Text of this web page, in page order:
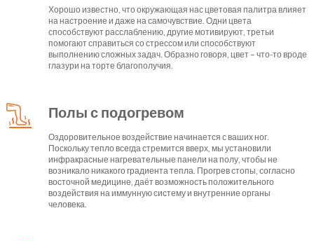
Хорошо известно, что окружающая нас цветовая палитра влияет
на настроение и даже на самочувствие. Одни цвета
способствуют расслаблению, другие мотивируют, третьи
помогают справиться со стрессом или способствуют
выполнению сложных задач. Образно говоря, цвет – что-то вроде
глазури на торте благополучия.
Полы с подогревом
Оздоровительное воздействие начинается с ваших ног.
Поскольку тепло всегда стремится вверх, мы установили
инфракрасные нагревательные панели на полу, чтобы не
возникало никакого градиента тепла. Прогрев стопы, согласно
восточной медицине, даёт возможность положительного
воздействия на иммунную систему и внутренние органы
человека.